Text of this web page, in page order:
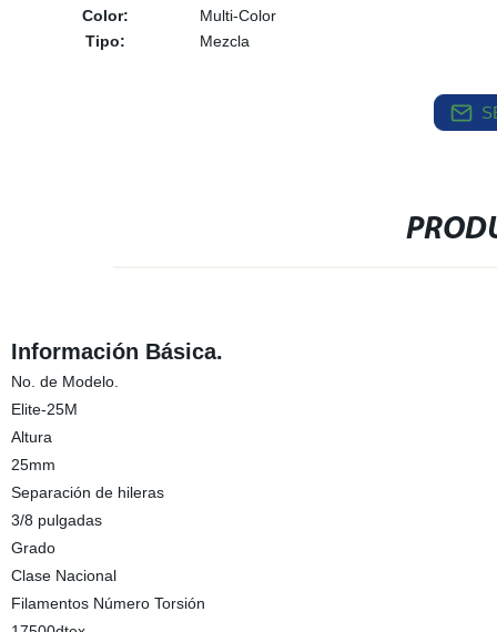
Color:
Multi-Color
Tipo:
Mezcla
Información Básica.
No. de Modelo.
Elite-25M
Altura
25mm
Separación de hileras
3/8 pulgadas
Grado
Clase Nacional
Filamentos Número Torsión